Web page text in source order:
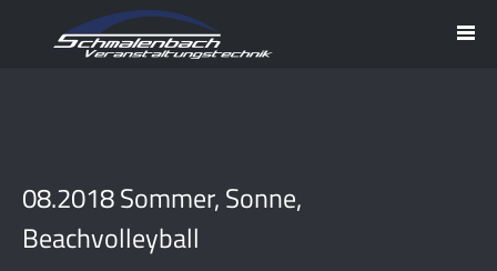
08.2018 Sommer, Sonne,
Beachvolleyball